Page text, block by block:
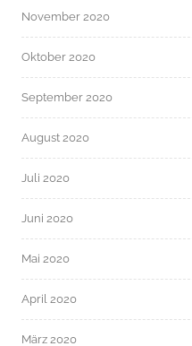
November 2020
Oktober 2020
September 2020
August 2020
Juli 2020
Juni 2020
Mai 2020
April 2020
März 2020